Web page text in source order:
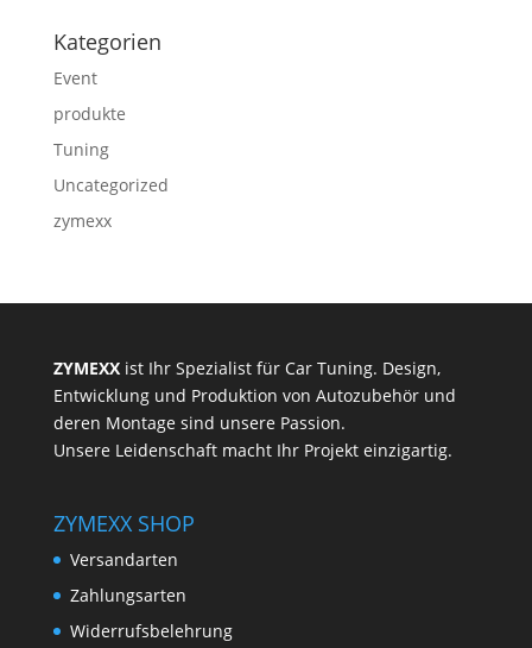
Kategorien
Event
produkte
Tuning
Uncategorized
zymexx
ZYMEXXist Ihr Spezialist für Car Tuning. Design,
Entwicklung und Produktion von Autozubehör und
deren Montage sind unsere Passion.
Unsere Leidenschaft macht Ihr Projekt einzigartig.
ZYMEXX SHOP
Versandarten
Zahlungsarten
Widerrufsbelehrung